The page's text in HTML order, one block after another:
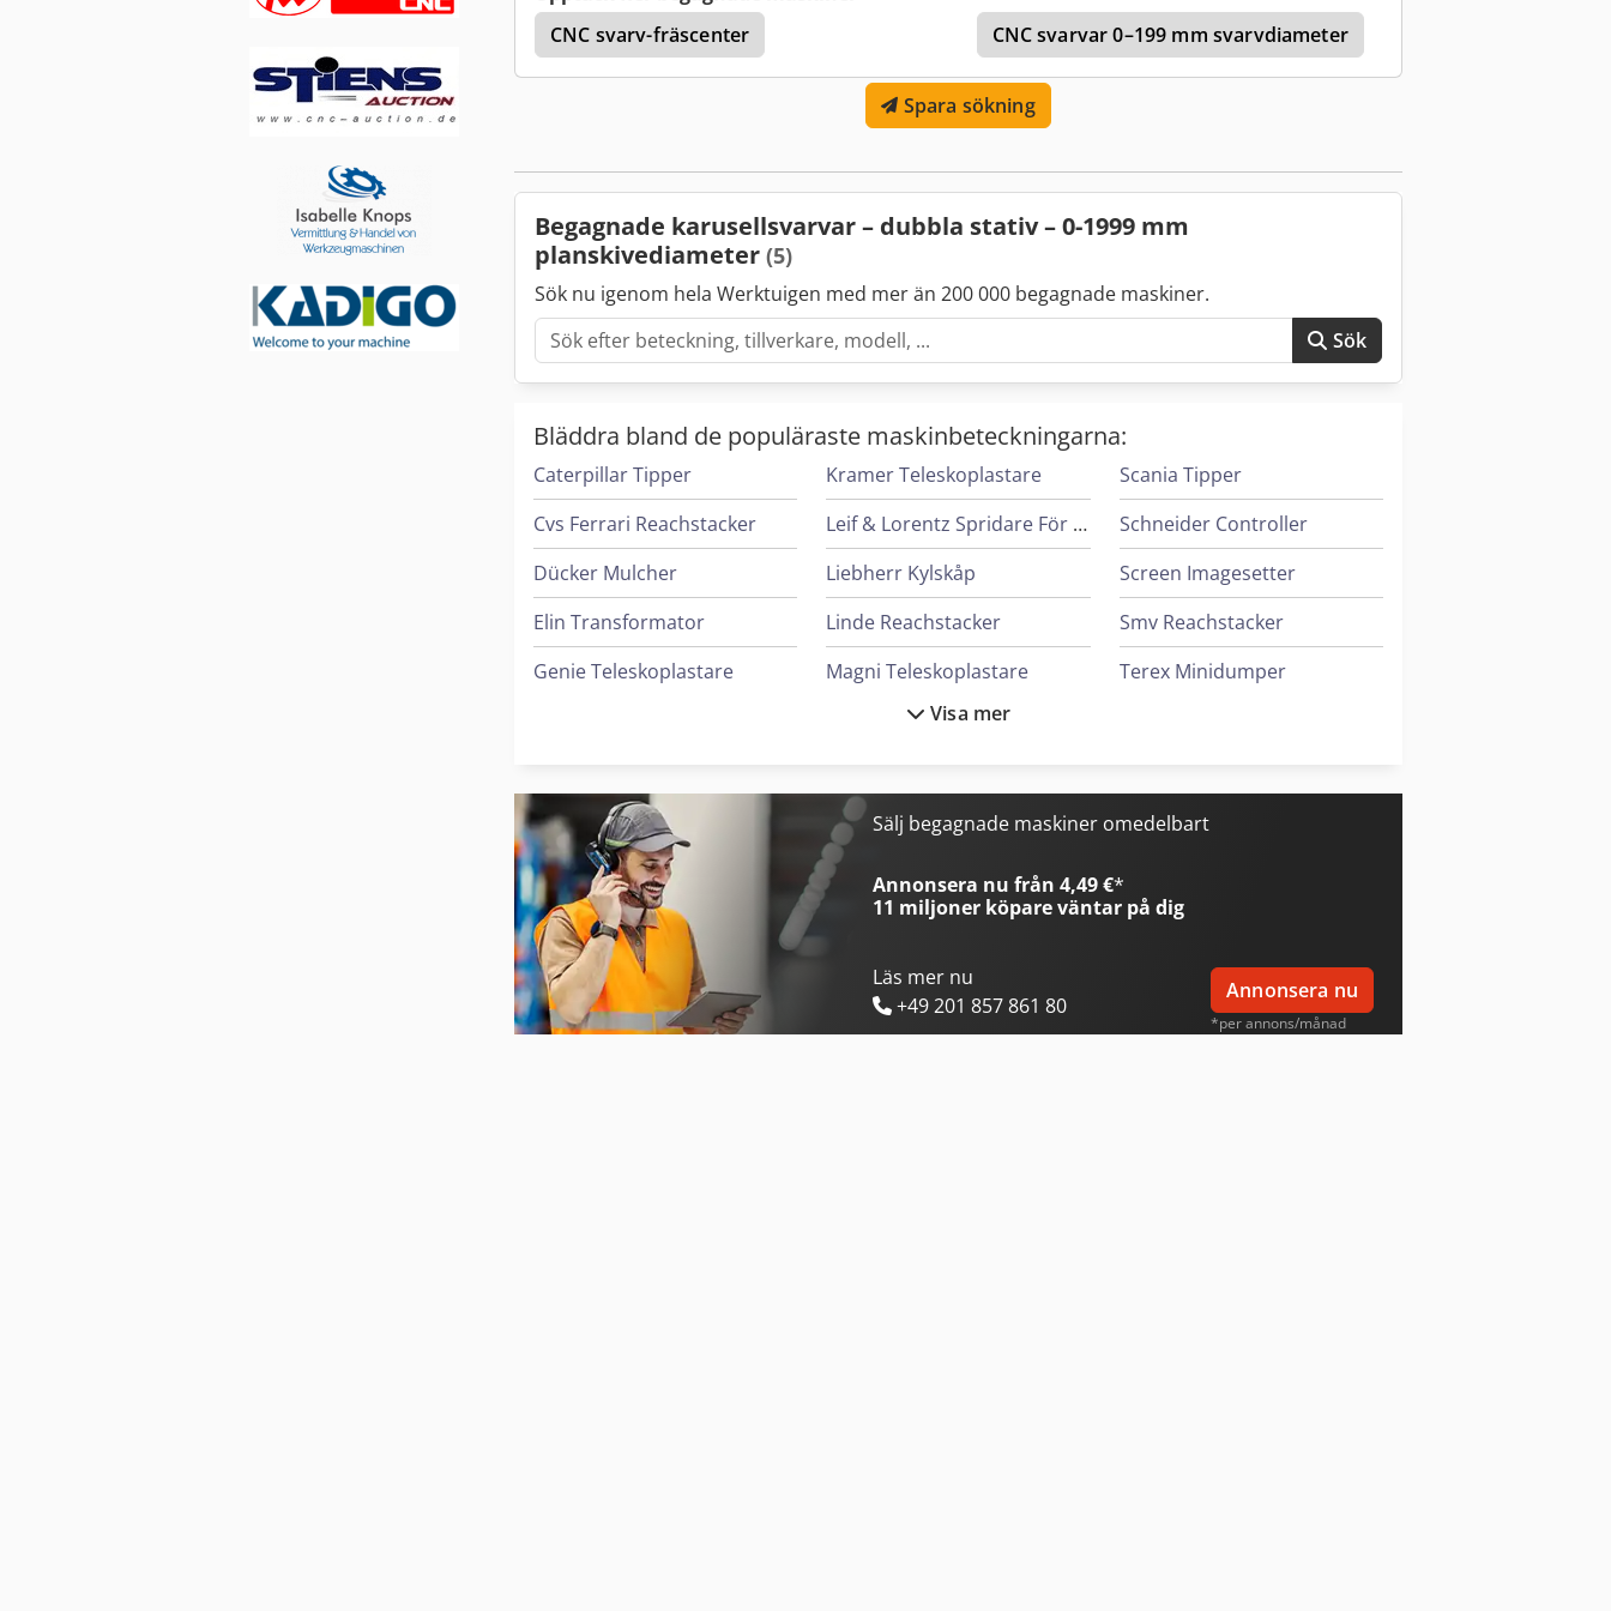
CNC svarv-fräscenter
CNC svarvar 0–199 mm svarvdiameter
Spara sökning
Begagnade karusellsvarvar – dubbla stativ – 0-1999 mm
planskivediameter (5)
Sök nu igenom hela Werktuigen med mer än 200 000 begagnade maskiner.
Sök
Bläddra bland de populäraste maskinbeteckningarna:
Caterpillar Tipper
Cvs Ferrari Reachstacker
Dücker Mulcher
Elin Transformator
Genie Teleskoplastare
Iveco Tipper
Kalmar Reachstacker
Kramer Teleskoplastare
Leif & Lorentz Spridare För Lim
Liebherr Kylskåp
Linde Reachstacker
Magni Teleskoplastare
Mann Hummel Filter
Merlo Teleskoplastare
New Holland Skördetröska
Scania Tipper
Schneider Controller
Screen Imagesetter
Smv Reachstacker
Terex Minidumper
Visa mer
Sälj begagnade maskiner omedelbart
Annonsera nu från 4,49 €*
11 miljoner köpareväntar på dig
Läs mer nu
+49 201 857 861 80
Annonsera nu
*per annons/månad